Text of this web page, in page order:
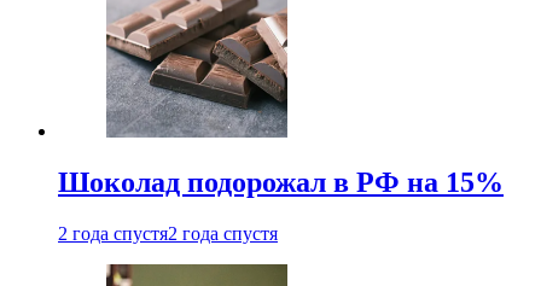
Шоколад подорожал в РФ на 15%
2 года спустя2 года спустя